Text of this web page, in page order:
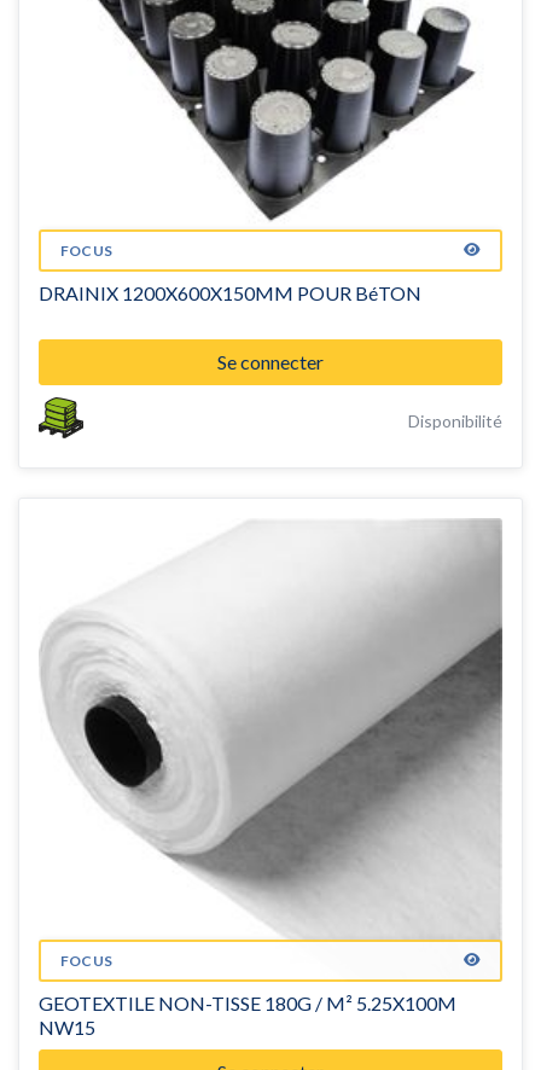
FOCUS
DRAINIX 1200X600X150MM POUR BéTON
Se connecter
Disponibilité
FOCUS
GEOTEXTILE NON-TISSE 180G / M² 5.25X100M
NW15